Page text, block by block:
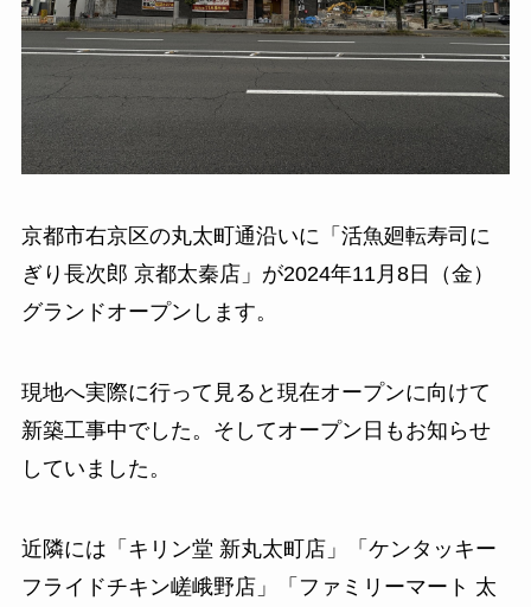
京都市右京区の丸太町通沿いに「活魚廻転寿司に
ぎり長次郎 京都太秦店」が2024年11月8日（金）
グランドオープンします。
現地へ実際に行って見ると現在オープンに向けて
新築工事中でした。そしてオープン日もお知らせ
していました。
近隣には「キリン堂 新丸太町店」「ケンタッキー
フライドチキン嵯峨野店」「ファミリーマート 太